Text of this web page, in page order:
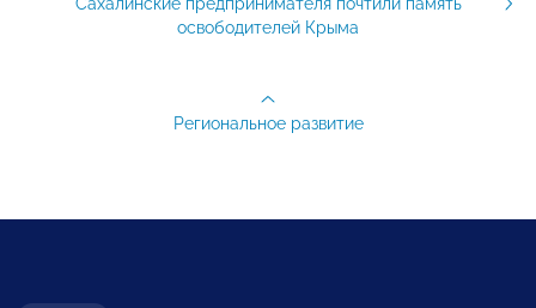
освободителей Крыма
Региональное развитие